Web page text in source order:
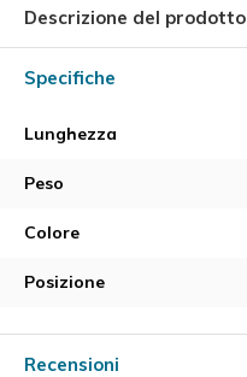
Descrizione del prodotto
Specifiche
Lunghezza
Peso
Colore
Posizione
Recensioni